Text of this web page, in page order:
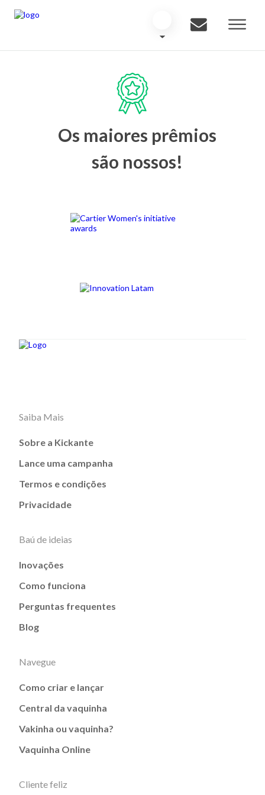
Os maiores prêmios
são nossos!
Saiba Mais
Sobre a Kickante
Lance uma campanha
Termos e condições
Privacidade
Baú de ideias
Inovações
Como funciona
Perguntas frequentes
Blog
Navegue
Como criar e lançar
Central da vaquinha
Vakinha ou vaquinha?
Vaquinha Online
Cliente feliz